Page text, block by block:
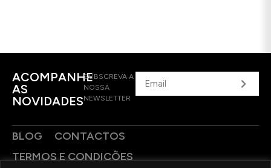
ACOMPANHE
AS
NOVIDADES
SUBSCREVA A
NOSSA
NEWSLETTER
BLOG
CONTACTOS
TERMOS E CONDIÇÕES